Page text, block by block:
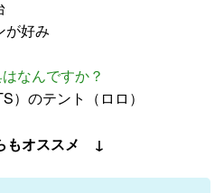
が好み
なんですか？
）のテント（ロロ）
オススメ ↓